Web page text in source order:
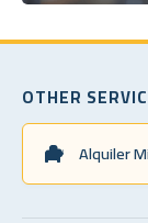
OTHER
Alquiler